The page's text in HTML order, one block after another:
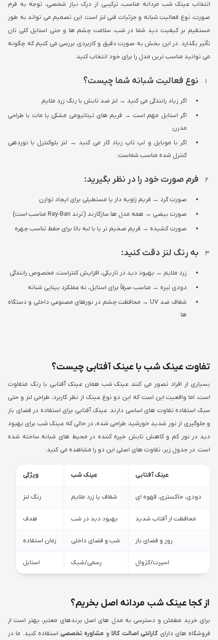
انتخاب عینک شب مردانه مناسب، ترکیبی از درک نیاز شخصی، توجه به فرم
صورت، نوع فعالیت شبانه و جزئیات فنی لنز است. این تصمیم می تواند به طور
مستقیم بر کیفیت دید شما در شب، سلامت چشم ها و حتی استایل کلی تان
تأثیر بگذارد. در این بخش به صورت دقیق و کاربردی بررسی می کنیم که چگونه
می توانید مناسب ترین مدل را برای خود انتخاب کنید.
نوع فعالیت شبانه شما چیست؟
اگر زیاد رانندگی می کنید → لنز ضد تابش با رنگ زرد ملایم
اگر استایل مهم است → فریم های تیتانیومی مشکی یا مات با طراحی
مدرن
اگر با موبایل و لپ تاپ زیاد کار می کنید → لنز بلوکنترل با نوردهی
کنترل شده مناسب شماست.
فرم صورت خود را در نظر بگیرید:
صورت گرد → فریم زاویه دار یا مستطیلی برای ایجاد توازن
صورت بیضی → همه مدل ها سازگارند (ترند Ray-Ban مناسب است)
صورت کشیده → فریم ضخیم تر یا با لبه بالا برای حفظ تناسب چهره
به رنگ لنز دقت کنید:
زرد ملایم → بهبود دید در تاریکی، افزایش کنتراست، مخصوص رانندگی
دودی تیره → مناسب صرفاً برای استایل، نه عملکرد بینایی شبانه
شفاف ضد UV → محافظت چشم در نورهای مصنوعی داخلی و دستگاه
ها
تفاوت عینک شب با عینک آفتابی چیست؟
بسیاری از افراد تصور می کنند عینک شب همان عینک آفتابی با رنگ متفاوت
است، اما واقعیت این است که این دو نوع عینک از نظر کاربرد، طراحی لنز و حتی
سبک استفاده تفاوت های اساسی دارند. عینک آفتابی برای استفاده در فضای باز
و جلوگیری از نور شدید خورشید طراحی شده، در حالی که عینک شب برای بهبود
دید در نور کم و کاهش تابش خیره کننده در محیط های شبانه ساخته شده
است. در جدول زیر، تفاوت های اصلی این دو را مشاهده می کنید:
ویژگی عینک شب عینک آفتابی
رنگ لنز شفاف یا زرد ملایم دودی، خاکستری، قهوه ای
هدف بهبود دید در شب محافظت از آفتاب شدید
زمان استفاده شب و فضای داخلی روز و فضای باز
استایل رسمی/شیک اسپرت/کژوال
از کجا عینک شب مردانه اصل بخریم؟
برای خرید مطمئن و دسترسی به مدل های اصل برندهای معتبر، بهتر است از
فروشگاه های دارای گارانتی اصالت کالا و مشاوره تخصصی استفاده کنید. ما در